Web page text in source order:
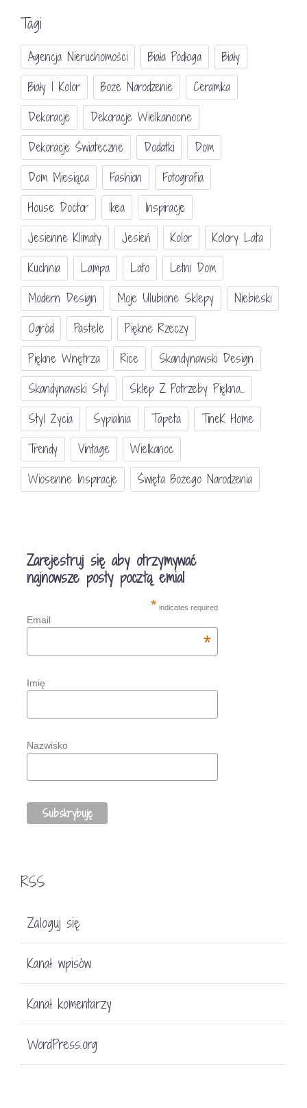
Tagi
Agencja Nieruchomości Biała Podłoga
Biały
Biały I Kolor
Boże Narodzenie
Ceramika
Dekoracje
Dekoracje Wielkanocne
Dekoracje Świateczne
Dodatki
Dom
Dom Miesiąca
Fashion
Fotografia
House Doctor
Ikea
Inspiracje
Jesienne Klimaty
Jesień Kolor
Kolory Lata
Kuchnia
Lampa Lato
Letni Dom
Modern Design
Moje Ulubione Sklepy
Niebieski
Ogród
Pastele
Piękne Rzeczy
Piękne Wnętrza
Rice
Skandynawski Design
Skandynawski Styl
Sklep Z Potrzeby Piękna...
Styl Życia
Sypialnia Tapeta
TineK Home
Trendy
Vintage
Wielkanoc
Wiosenne Inspiracje
Święta Bożego Narodzenia
Zarejestruj się aby otrzymywać
najnowsze posty pocztą emial
* indicates required
Email
*
Imię
Nazwisko
RSS
Zaloguj się
Kanał wpisów
Kanał komentarzy
WordPress.org